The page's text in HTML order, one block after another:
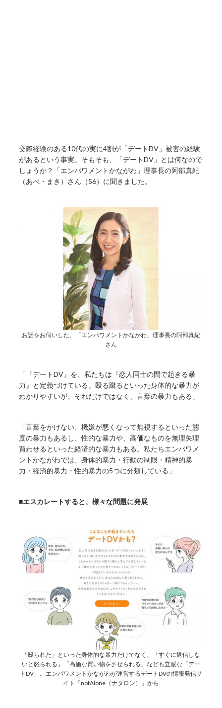
交際経験のある10代の実に4割が「デートDV」被害の経験
があるという事実。そもそも、「デートDV」とは何なので
しょうか？「エンパワメントかながわ」理事長の阿部真紀
（あべ・まき）さん（56）に聞きました。
お話をお伺いした、「エンパワメントかながわ」理事長の阿部真紀
さん
「『デートDV』を、私たちは『恋人同士の間で起きる暴
力』と定義づけている。殴る蹴るといった身体的な暴力が
わかりやすいが、それだけではなく、言葉の暴力もある」
「言葉をかけない、機嫌が悪くなって無視するといった態
度の暴力もあるし、性的な暴力や、高価なものを無理矢理
買わせるといった経済的な暴力もある。私たちエンパワメ
ントかながわでは、身体的暴力・行動の制限・精神的暴
力・経済的暴力・性的暴力の5つに分類している」
■エスカレートすると、様々な問題に発展
「殴られた」といった身体的な暴力だけでなく、「すぐに返信しな
いと怒られる」「高価な買い物をさせられる」なども立派な「デー
トDV」。エンパワメントかながわが運営するデートDVの情報発信サ
イト『notAlone（ナタロン）』から